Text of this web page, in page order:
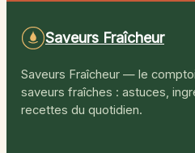
Saveurs Fraîcheur
Saveurs Fraîcheur — le
saveurs fraîches : astuces,
recettes du quotidien.